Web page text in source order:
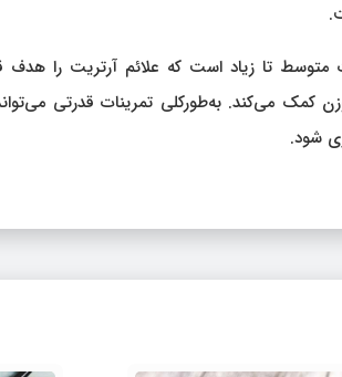
متوسط ​​تا زیاد است که علائم آرتریت را هدف
می‌کند. به‌طورکلی تمرینات قدرتی
شود.